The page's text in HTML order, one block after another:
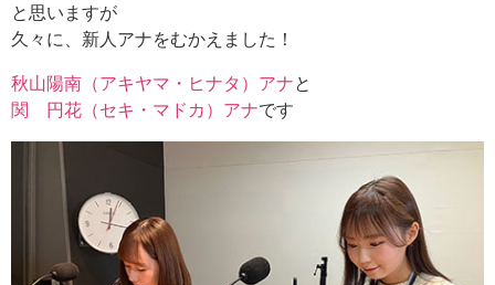
と思いますが
久々に、新人アナをむかえました！
秋山陽南（アキヤマ・ヒナタ）アナと
関 円花（セキ・マドカ）アナです